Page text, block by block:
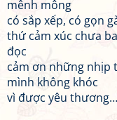
mênh mông
có sắp xếp, có gọn
thứ cảm xúc chưa
đọc
cảm ơn những nhịp
mình không khóc
vì được yêu thương…